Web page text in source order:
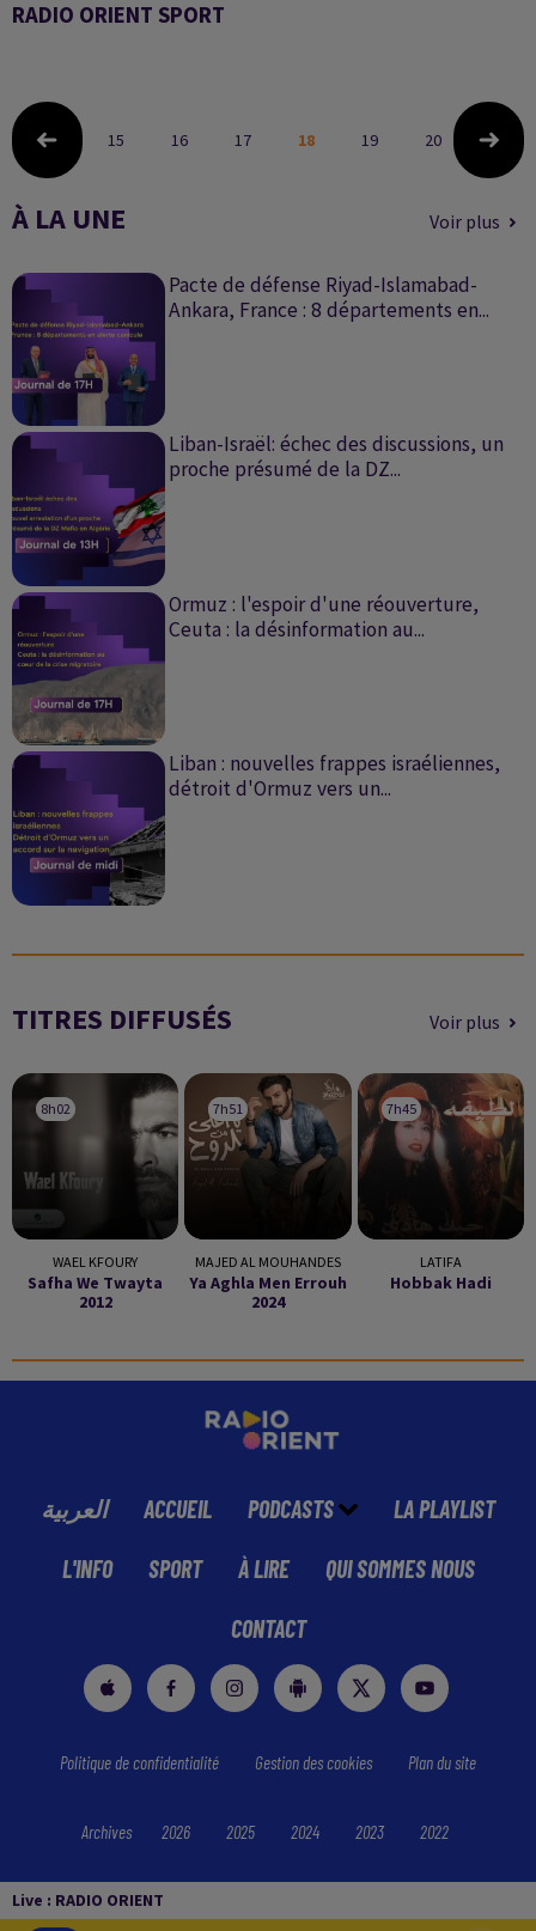
Live : RADIO ORIENT
RADIO ORIENT SPORT
15 16 17 18 19 20 21
À LA UNE Voir plus
Pacte de défense Riyad-Islamabad-
Ankara, France : 8 départements en...
Liban-Israël: échec des discussions, un
proche présumé de la DZ...
Ormuz : l'espoir d'une réouverture,
Ceuta : la désinformation au...
Liban : nouvelles frappes israéliennes,
détroit d'Ormuz vers un...
TITRES DIFFUSÉS Voir plus
8h02
8h02
WAEL KFOURY
Safha We Twayta
2012
7h51
7h51
MAJED AL MOUHANDES
Ya Aghla Men Errouh
2024
7h45
7h45
LATIFA
Hobbak Hadi
العربية ACCUEIL PODCASTS LA PLAYLIST
L'INFO SPORT À LIRE QUI SOMMES NOUS
CONTACT
Politique de confidentialité Gestion des cookies Plan du site
Archives 2026 2025 2024 2023 2022